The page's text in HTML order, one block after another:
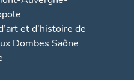
et d’histoire de
Dombes Saône